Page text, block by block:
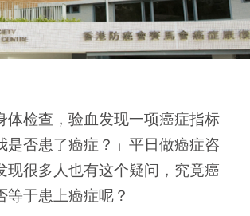
体检查，验血发现一项癌症指标
是否患了癌症？」平日做癌症咨
现很多人也有这个疑问，究竟癌
等于患上癌症呢？